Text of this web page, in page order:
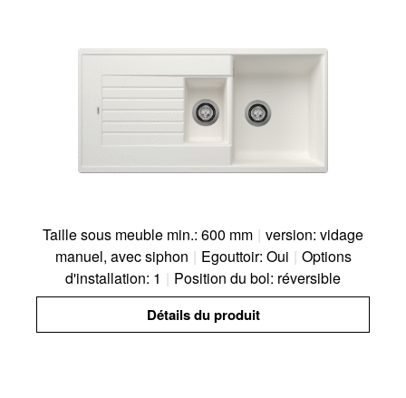
Taille sous meuble min.: 600 mm | version: vidage
manuel, avec siphon | Egouttoir: Oui | Options
d'installation: 1 | Position du bol: réversible
Détails du produit